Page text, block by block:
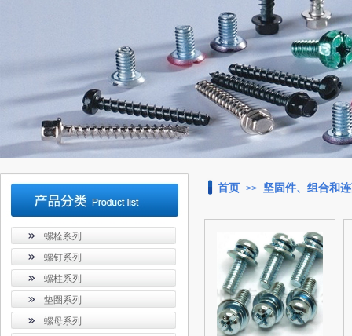
首页 >> 坚固件、组合和
螺栓系列
螺钉系列
螺柱系列
垫圈系列
螺母系列